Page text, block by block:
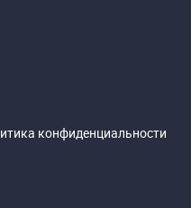
конфиденциальности